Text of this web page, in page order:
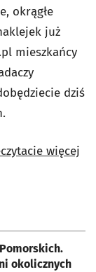
okrągłe
już
mieszkańcy
dziś
więcej
okolicznych